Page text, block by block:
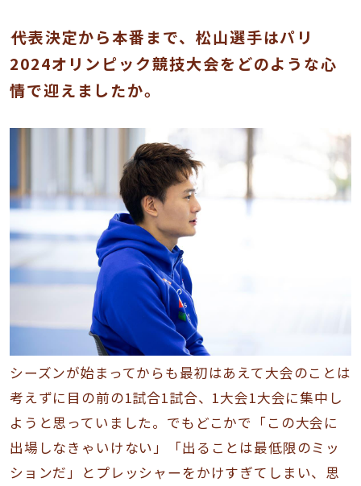
――代表決定から本番まで、松山選手はパリ
2024オリンピック競技大会をどのような心
情で迎えましたか。
シーズンが始まってからも最初はあえて大会のことは
考えずに目の前の1試合1試合、1大会1大会に集中し
ようと思っていました。でもどこかで「この大会に
出場しなきゃいけない」「出ることは最低限のミッ
ションだ」とプレッシャーをかけすぎてしまい、思